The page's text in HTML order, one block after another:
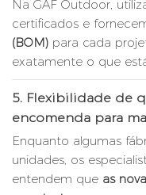
Na GAF Outdoor,
certificados e
(BOM) para cada
exatamente o que
5. Flexibilidade de
encomenda para
Enquanto algumas
unidades, os
entendem que as